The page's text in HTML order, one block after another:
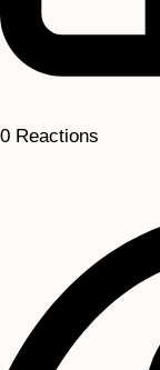
0 Reactions